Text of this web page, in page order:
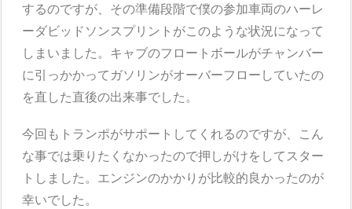
するのですが、その準備段階で僕の参加車両のハーレ
ーダビッドソンスプリントがこのような状況になって
しまいました。キャブのフロートボールがチャンバー
に引っかかってガソリンがオーバーフローしていたの
を直した直後の出来事でした。
今回もトランポがサポートしてくれるのですが、こん
な事では乗りたくなかったので押しがけをしてスター
トしました。エンジンのかかりが比較的良かったのが
幸いでした。